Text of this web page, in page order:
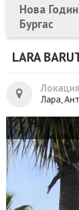
Нова
Бургас
LARA
Локация
Лара,